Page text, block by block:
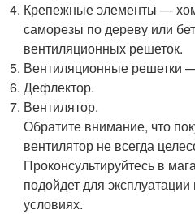
Крепежные элементы —
саморезы по дереву или
вентиляционных решеток.
Вентиляционные решетки
Дефлектор.
Вентилятор.
Обратите внимание, что
вентилятор не всегда
Проконсультируйтесь в
подойдет для
условиях.